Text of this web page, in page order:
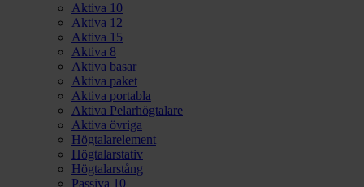
Aktiva 10
Aktiva 12
Aktiva 15
Aktiva 8
Aktiva basar
Aktiva paket
Aktiva portabla
Aktiva Pelarhögtalare
Aktiva övriga
Högtalarelement
Högtalarstativ
Högtalarstång
Passiva 10